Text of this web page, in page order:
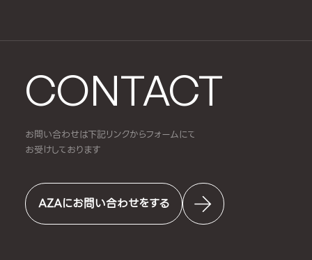
CONTACT
お問い合わせは下記リンクからフォームにて
お受けしております
AZAにお問い合わせをする